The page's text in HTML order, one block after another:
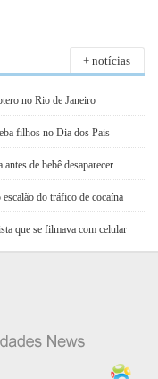
+ notícias
no Rio de Janeiro
filhos no Dia dos Pais
de bebê desaparecer
do tráfico de cocaína
que se filmava com celular